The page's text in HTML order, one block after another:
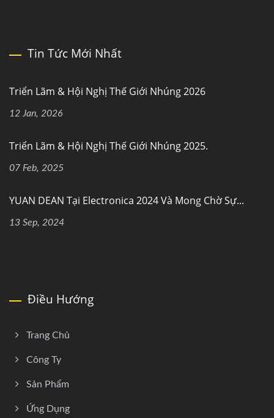
Tin Tức Mới Nhất
Triển Lãm & Hội Nghị Thế Giới Nhúng 2026
12 Jan, 2026
Triển Lãm & Hội Nghị Thế Giới Nhúng 2025.
07 Feb, 2025
YUAN DEAN Tại Electronica 2024 Và Mong Chờ Sự...
13 Sep, 2024
Điều Hướng
Trang Chủ
Công Ty
Sản Phẩm
Ứng Dụng